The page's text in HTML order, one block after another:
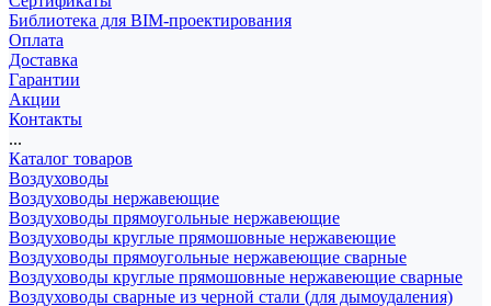
Библиотека для BIM-проектирования
Оплата
Доставка
Гарантии
Акции
Контакты
...
Каталог товаров
Воздуховоды
Воздуховоды нержавеющие
Воздуховоды прямоугольные нержавеющие
Воздуховоды круглые прямошовные нержавеющие
Воздуховоды прямоугольные нержавеющие сварные
Воздуховоды круглые прямошовные нержавеющие сварные
Воздуховоды сварные из черной стали (для дымоудаления)